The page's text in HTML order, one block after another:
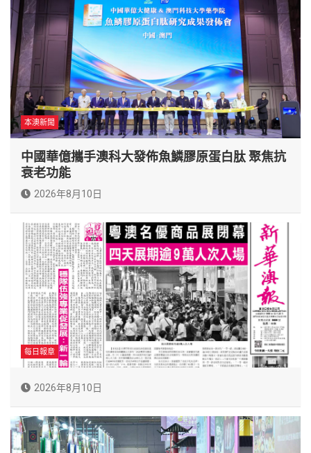
本澳新聞
中國華億攜手澳科大發佈魚鱗膠原蛋白肽 聚焦抗
衰老功能
2026年8月10日
每日報章
2026年8月10日